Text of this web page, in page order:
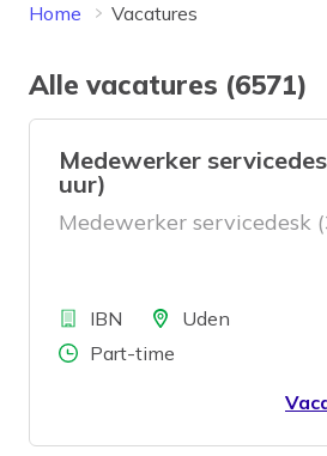
Home Vacatures
Alle vacatures (6571)
Medewerker
uur)
Medewerker servicedesk
BedrijfIBN LocatieUden
Aantal uren
Part-time